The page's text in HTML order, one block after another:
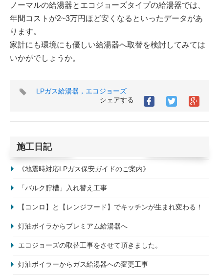
ノーマルの給湯器とエコジョーズタイプの給湯器では、
年間コストが2~3万円ほど安くなるといったデータがあ
ります。
家計にも環境にも優しい給湯器へ取替を検討してみては
いかがでしょうか。
タ
LPガス給湯器，エコジョーズ
シェアする
施工日記
《地震時対応LPガス保安ガイドのご案内》
「バルク貯槽」入れ替え工事
【コンロ】と【レンジフード】でキッチンが生まれ変わる！
灯油ボイラからプレミアム給湯器へ
エコジョーズの取替工事をさせて頂きました。
灯油ボイラーからガス給湯器への変更工事